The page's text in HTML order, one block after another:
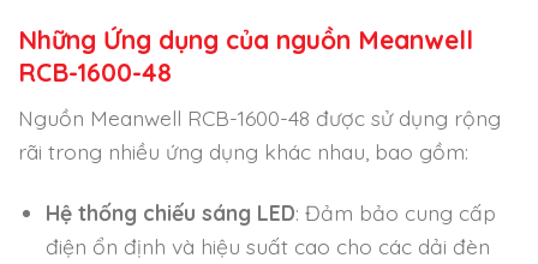
Những Ứng dụng của nguồn Meanwell
RCB-1600-48
Nguồn Meanwell RCB-1600-48 được sử dụng rộng
rãi trong nhiều ứng dụng khác nhau, bao gồm:
Hệ thống chiếu sáng LED: Đảm bảo cung cấp
điện ổn định và hiệu suất cao cho các dải đèn